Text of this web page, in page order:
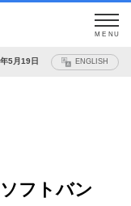
MENU
5月19日 ENGLISH
フトバン